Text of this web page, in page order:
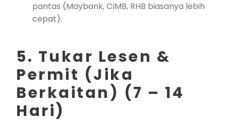
pantas (Maybank, CIMB, RHB biasanya lebih
cepat).
5. Tukar Lesen &
Permit (Jika
Berkaitan) (7 – 14
Hari)